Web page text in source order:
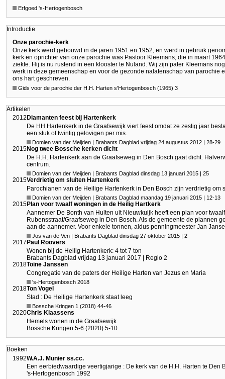
Erfgoed 's-Hertogenbosch
Introductie
Onze parochie-kerk
Onze kerk werd gebouwd in de jaren 1951 en 1952, en werd in gebruik
kerk en oprichter van onze parochie was Pastoor Kleemans, die in maart
ziekte. Hij is nu rustend in een klooster te Nuland. Wij zijn pater Kleemans
werk in deze gemeenschap en voor de gezonde nalatenschap van parochie
ons hart geschreven.
Gids voor de parochie der H.H. Harten s'Hertogenbosch (1965) 3
Artikelen
2012 Diamanten feest bij Hartenkerk
De HH Hartenkerk in de Graafsewijk viert feest omdat ze zestig jaar
een stuk of twintig gelovigen per mis.
Domien van der Meijden | Brabants Dagblad vrijdag 24 augustus 2012 | 28-29
2015Nog twee Bossche kerken dicht
De H.H. Hartenkerk aan de Graafseweg in Den Bosch gaat dicht.
centrum.
Domien van der Meijden | Brabants Dagblad dinsdag 13 januari 2015 | 25
2015Verdrietig om sluiten Hartenkerk
Parochianen van de Heilige Hartenkerk in Den Bosch zijn verdrietig om
Domien van der Meijden | Brabants Dagblad maandag 19 januari 2015 | 12-13
2015Plan voor twaalf woningen in de Heilig Hartkerk
Aannemer De Bonth van Hulten uit Nieuwkuijk heeft een plan voor
Rubensstraat/Graafseweg in Den Bosch. Als de gemeente de plannen
aan de aannemer. Voor enkele tonnen, aldus penningmeester Jan
Jos van de Ven | Brabants Dagblad dinsdag 27 oktober 2015 | 2
2017 Paul Roovers
Wonen bij de Heilig Hartenkerk: 4 tot 7 ton
Brabants Dagblad vrijdag 13 januari 2017 | Regio 2
2018Toine Janssen
Congregatie van de paters der Heilige Harten van Jezus en Maria
's-Hertogenbosch 2018
2018Ton Vogel
Stad : De Heilige Hartenkerk staat leeg
Bossche Kringen 1 (2018) 44-46
2020Chris Klaassens
Hemels wonen in de Graafsewijk
Bossche Kringen 5-6 (2020) 5-10
Boeken
1992W.A.J. Munier ss.cc.
Een eerbiedwaardige veertigjarige : De kerk van de H.H. Harten te Den
's-Hertogenbosch 1992